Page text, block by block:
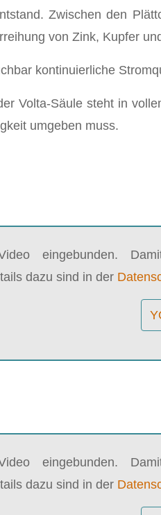
Zwischen den
von Zink, Kupfer
kontinuierliche
Volta-Säule steht in
umgeben muss.
eingebunden.
dazu sind in der
eingebunden.
dazu sind in der